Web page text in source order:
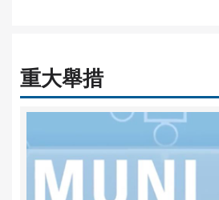
重大舉措